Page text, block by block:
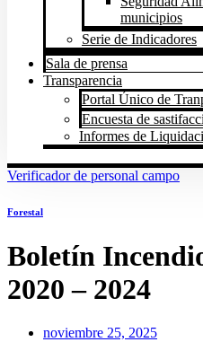
municipios
Serie de Indicadores
Sala de prensa
Transparencia
Portal Único de
Encuesta de
Informes de
Verificador de personal campo
Forestal
Boletín
2020 – 2024
noviembre 25, 2025